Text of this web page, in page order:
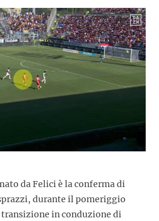
da Felici è la conferma di
durante il pomeriggio
in conduzione di